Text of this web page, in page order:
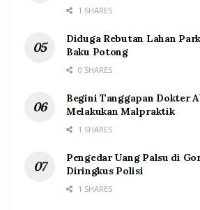
1 SHARES
Diduga Rebutan Lahan
Baku Potong
0 SHARES
Begini Tanggapan Dokter
Melakukan Malpraktik
1 SHARES
Pengedar Uang Palsu di
Diringkus Polisi
1 SHARES